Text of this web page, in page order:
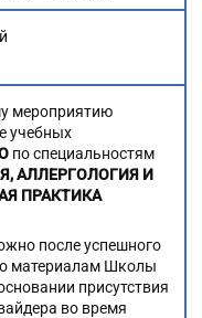
мероприятию
учебных
по специальностям
АЛЛЕРГОЛОГИЯ И
ПРАКТИКА
после успешного
материалам Школы
присутствия
во время